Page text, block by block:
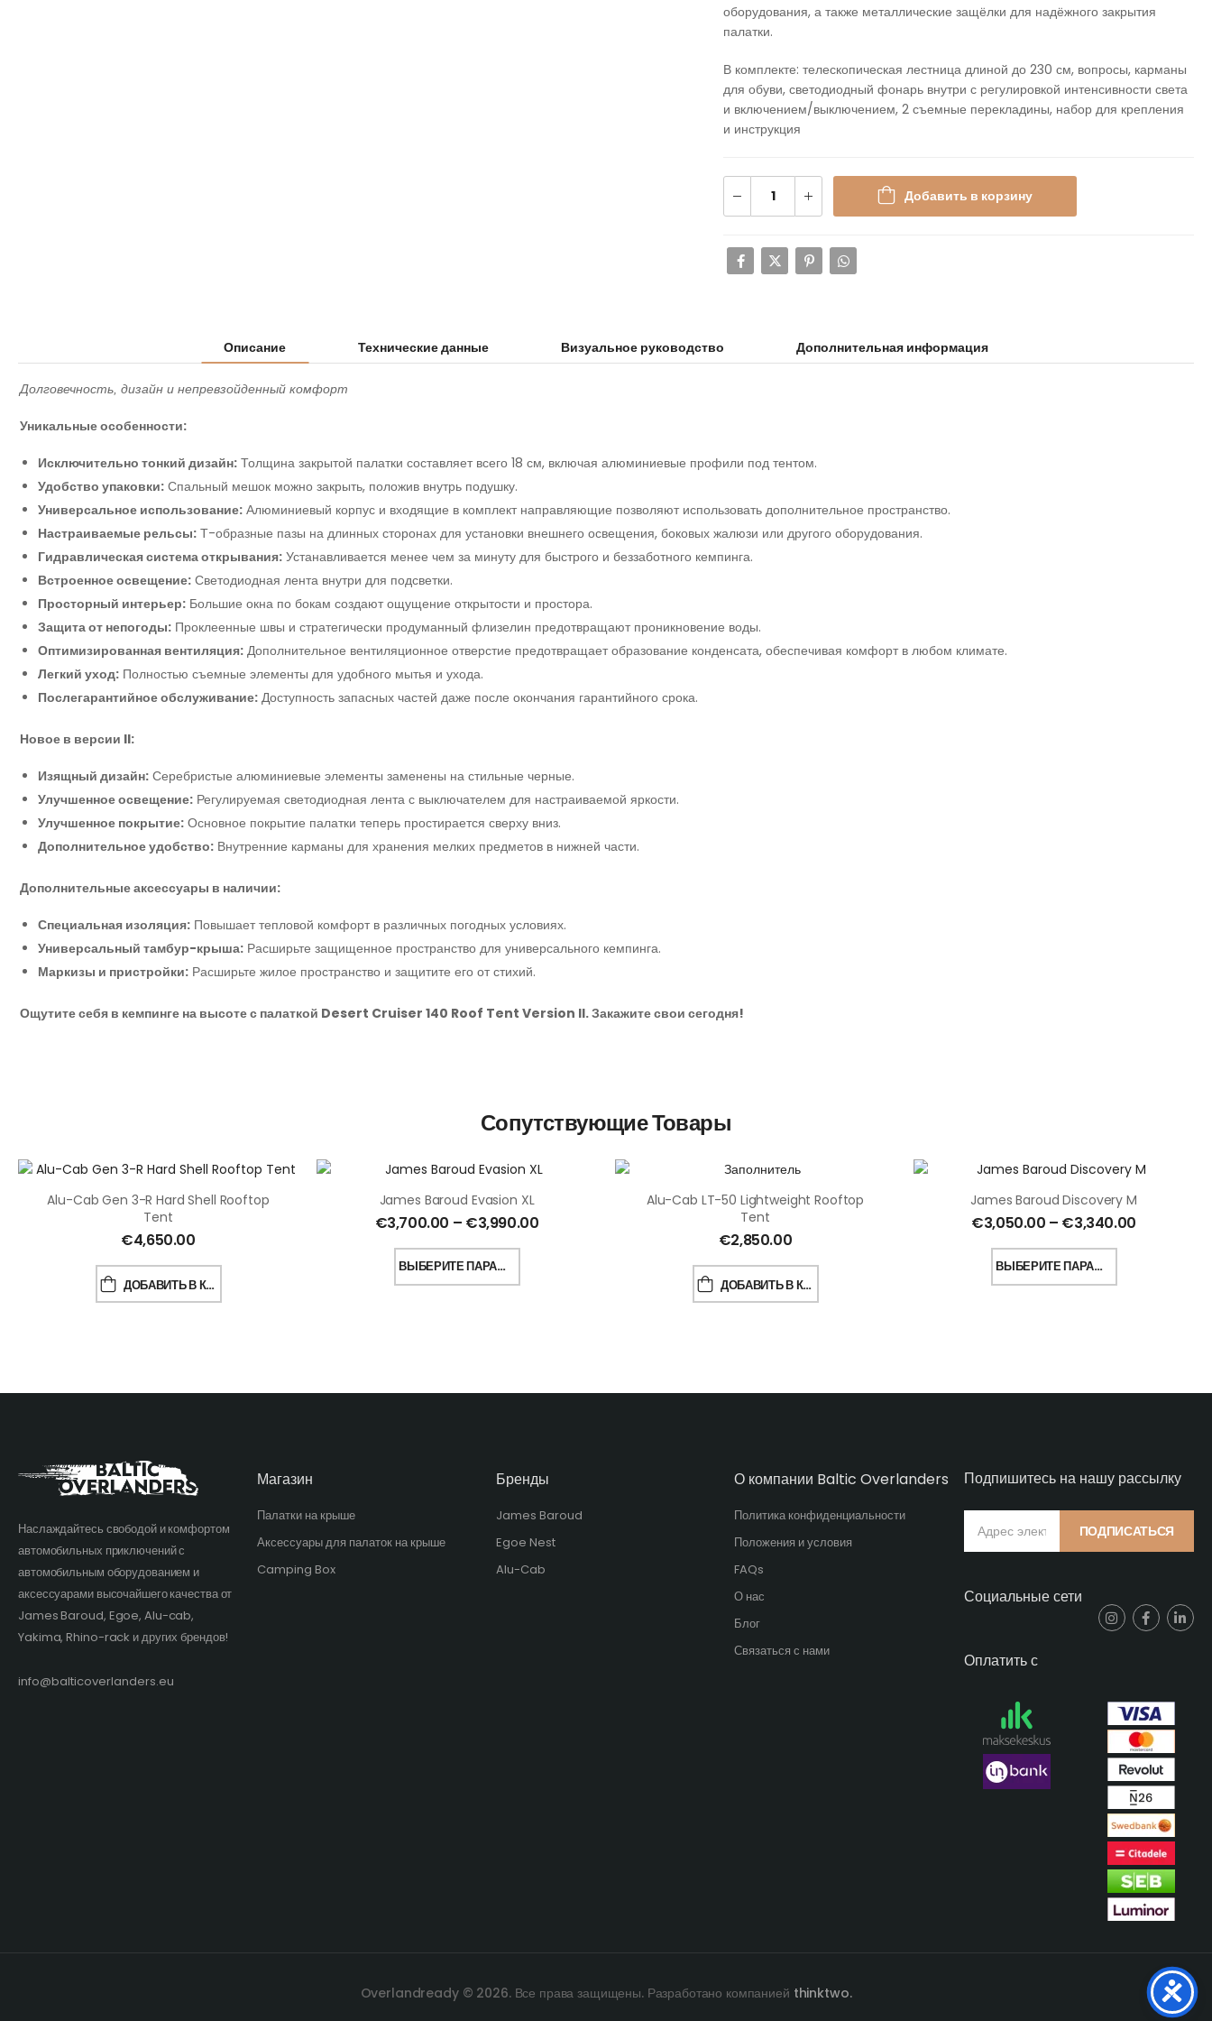
оборудования, а также металлические защёлки для надёжного закрытия
палатки.
В комплекте: телескопическая лестница длиной до 230 см, вопросы, карманы
для обуви, светодиодный фонарь внутри с регулировкой интенсивности света
и включением/выключением, 2 съемные перекладины, набор для крепления
и инструкция
Добавить в корзину
Описание Технические данные Визуальное руководство Дополнительная информация
Долговечность, дизайн и непревзойденный комфорт
Уникальные особенности:
Исключительно тонкий дизайн: Толщина закрытой палатки составляет всего 18 см, включая алюминиевые профили под тентом.
Удобство упаковки: Спальный мешок можно закрыть, положив внутрь подушку.
Универсальное использование: Алюминиевый корпус и входящие в комплект направляющие позволяют использовать дополнительное пространство.
Настраиваемые рельсы: Т-образные пазы на длинных сторонах для установки внешнего освещения, боковых жалюзи или другого оборудования.
Гидравлическая система открывания: Устанавливается менее чем за минуту для быстрого и беззаботного кемпинга.
Встроенное освещение: Светодиодная лента внутри для подсветки.
Просторный интерьер: Большие окна по бокам создают ощущение открытости и простора.
Защита от непогоды: Проклеенные швы и стратегически продуманный флизелин предотвращают проникновение воды.
Оптимизированная вентиляция: Дополнительное вентиляционное отверстие предотвращает образование конденсата, обеспечивая комфорт в любом климате.
Легкий уход: Полностью съемные элементы для удобного мытья и ухода.
Послегарантийное обслуживание: Доступность запасных частей даже после окончания гарантийного срока.
Новое в версии II:
Изящный дизайн: Серебристые алюминиевые элементы заменены на стильные черные.
Улучшенное освещение: Регулируемая светодиодная лента с выключателем для настраиваемой яркости.
Улучшенное покрытие: Основное покрытие палатки теперь простирается сверху вниз.
Дополнительное удобство: Внутренние карманы для хранения мелких предметов в нижней части.
Дополнительные аксессуары в наличии:
Специальная изоляция: Повышает тепловой комфорт в различных погодных условиях.
Универсальный тамбур-крыша: Расширьте защищенное пространство для универсального кемпинга.
Маркизы и пристройки: Расширьте жилое пространство и защитите его от стихий.
Ощутите себя в кемпинге на высоте с палаткой Desert Cruiser 140 Roof Tent Version II. Закажите свои сегодня!
Сопутствующие Товары
Alu-Cab Gen 3-R Hard Shell Rooftop
Tent
€4,650.00
ДОБАВИТЬ В КОРЗИНУ
James Baroud Evasion XL
€3,700.00 – €3,990.00
ВЫБЕРИТЕ ПАРАМЕТРЫ
Alu-Cab LT-50 Lightweight Rooftop
Tent
€2,850.00
ДОБАВИТЬ В КОРЗИНУ
James Baroud Discovery M
€3,050.00 – €3,340.00
ВЫБЕРИТЕ ПАРАМЕТРЫ
Наслаждайтесь свободой и комфортом
автомобильных приключений с
автомобильным оборудованием и
аксессуарами высочайшего качества от
James Baroud, Egoe, Alu-cab,
Yakima, Rhino-rack и других брендов!​
info@balticoverlanders.eu
Магазин
Палатки на крыше
Аксессуары для палаток на крыше
Camping Box
Бренды
James Baroud
Egoe Nest
Alu-Cab
О компании Baltic Overlanders
Политика конфиденциальности
Положения и условия
FAQs
О нас
Блог
Связаться с нами
Подпишитесь на нашу рассылку
ПОДПИСАТЬСЯ
Социальные сети
Оплатить с
Overlandready © 2026. Все права защищены. Разработано компанией thinktwo.